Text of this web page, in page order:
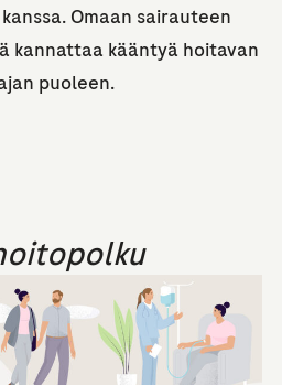
Omaan sairauteen
kannattaa kääntyä hoitavan
puoleen.